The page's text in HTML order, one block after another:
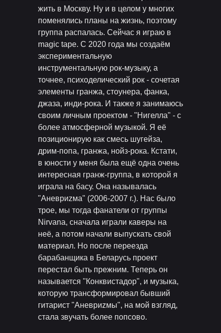
жить в Москву. Ну и в целом у многих
поменялись планы на жизнь, поэтому
группа распалась. Сейчас я играю в
magic tape. С 2020 года мы создаём
экспериментальную
инструментальную рок-музыку, а
точнее, психоделический рок - сочетая
элементы гранжа, стоунера, фанка,
джаза, инди-рока. И также я занимаюсь
своим личным проектом - "Нигелла" - с
более атмосферной музыкой. Я её
позиционирую как смесь шугейза,
дрим-попа, гранжа, нойз-рока. Кстати,
в юности у меня была ещё одна очень
интересная гранж-группа, в которой я
играла на басу. Она называлась
"Аневриzма" (2006-2007 г.). Нас было
трое, мы тогда фанатели от группы
Nirvana, сначала играли каверы на
неё, а потом начали выпускать свой
материал. Но после переезда
барабанщика в Беларусь проект
перестал быть прежним. Теперь он
называется "Конквистадор", и музыка,
которую трансформировал бывший
гитарист "Аневриzмы", на мой взгляд,
стала звучать более попсово.